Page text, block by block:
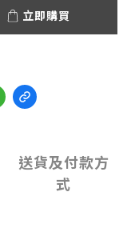
立即購買
送貨及付款方
式